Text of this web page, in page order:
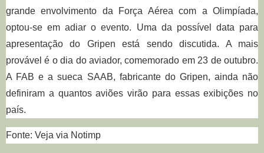
grande envolvimento da Força Aérea com a Olimpíada,
optou-se em adiar o evento. Uma da possível data para
apresentação do Gripen está sendo discutida. A mais
provável é o dia do aviador, comemorado em 23 de outubro.
A FAB e a sueca SAAB, fabricante do Gripen, ainda não
definiram a quantos aviões virão para essas exibições no
país.
Fonte: Veja via Notimp